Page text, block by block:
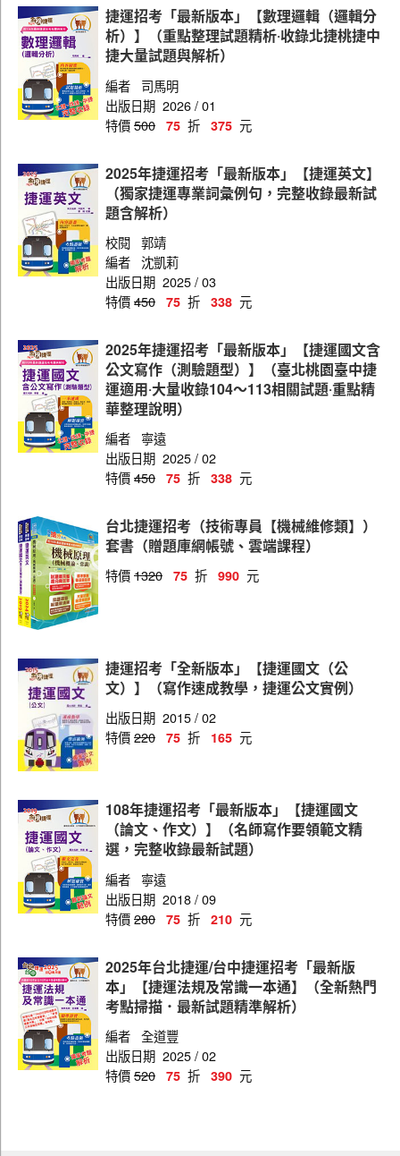
北捷（企劃）
北捷（營運類）
桃捷（共同科目）
桃捷（人資）共同科目
桃捷（運務票務）
桃捷（工安類）
桃捷（土木）
桃捷（電機）
桃捷（機械）
桃捷（電子）
桃捷（企劃）
桃捷（程式設計師）
桃捷（資訊類）
桃捷（會計）
桃捷（法務）
桃捷（人資）
桃捷（行政採購類）
桃捷（原民、身障）
高捷（電機工程）
高捷（儀電工程）
高捷（機械工程）
高捷（行控管理交通組）
高捷（票務管理）
高捷（資訊工程）
高捷（外包電機技術員）
高捷（列車駕駛）
高捷（列車駕駛機電組）
淡海輕軌
新北捷運
捷運招考「最新版本」【數理邏輯（邏輯分
析）】（重點整理試題精析‧收錄北捷桃捷中
捷大量試題與解析）
編者
司馬明
出版日期 2026 / 01
特價500 75 折 375 元
2025年捷運招考「最新版本」【捷運英文】
（獨家捷運專業詞彙例句，完整收錄最新試
題含解析）
校閱 郭靖
編者 沈凱莉
出版日期 2025 / 03
特價450 75 折 338 元
2025年捷運招考「最新版本」【捷運國文含
公文寫作（測驗題型）】（臺北桃園臺中捷
運適用‧大量收錄104～113相關試題‧重點精
華整理說明）
編者
寧遠
出版日期 2025 / 02
特價450 75 折 338 元
台北捷運招考（技術專員【機械維修類】）
套書（贈題庫網帳號、雲端課程）
特價1320 75 折 990 元
捷運招考「全新版本」【捷運國文（公
文）】（寫作速成教學，捷運公文實例）
出版日期 2015 / 02
特價220 75 折 165 元
108年捷運招考「最新版本」【捷運國文
（論文、作文）】（名師寫作要領範文精
選，完整收錄最新試題）
編者
寧遠
出版日期 2018 / 09
特價280 75 折 210 元
2025年台北捷運/台中捷運招考「最新版
本」【捷運法規及常識一本通】（全新熱門
考點掃描．最新試題精準解析）
編者 全道豐
出版日期 2025 / 02
特價520 75 折 390 元